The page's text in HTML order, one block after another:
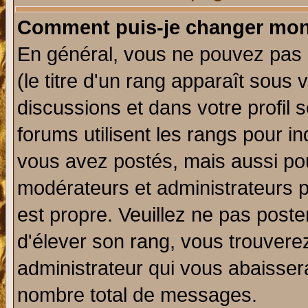
Comment puis-je changer
En général, vous ne pouvez
(le titre d'un rang apparaît sous
discussions et dans votre profil
forums utilisent les rangs pour
vous avez postés, mais aussi
modérateurs et administrateurs
est propre. Veuillez ne pas
d'élever son rang, vous
administrateur qui vous
nombre total de messages.